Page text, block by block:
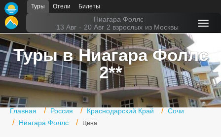
Туры Отели Билеты
Ниагара Фоллс
13 Авг - 20 Авг 2 взрослых из Москвы
Туры в Ниагара Фоллс
2**
Главная Россия Краснодарский Край
Сочи
Ниагара Фоллс
Цена
Главная
Горящие туры
Туры в Турцию
Туры в Египет
Туры в ОАЭ
Офис г. Москва